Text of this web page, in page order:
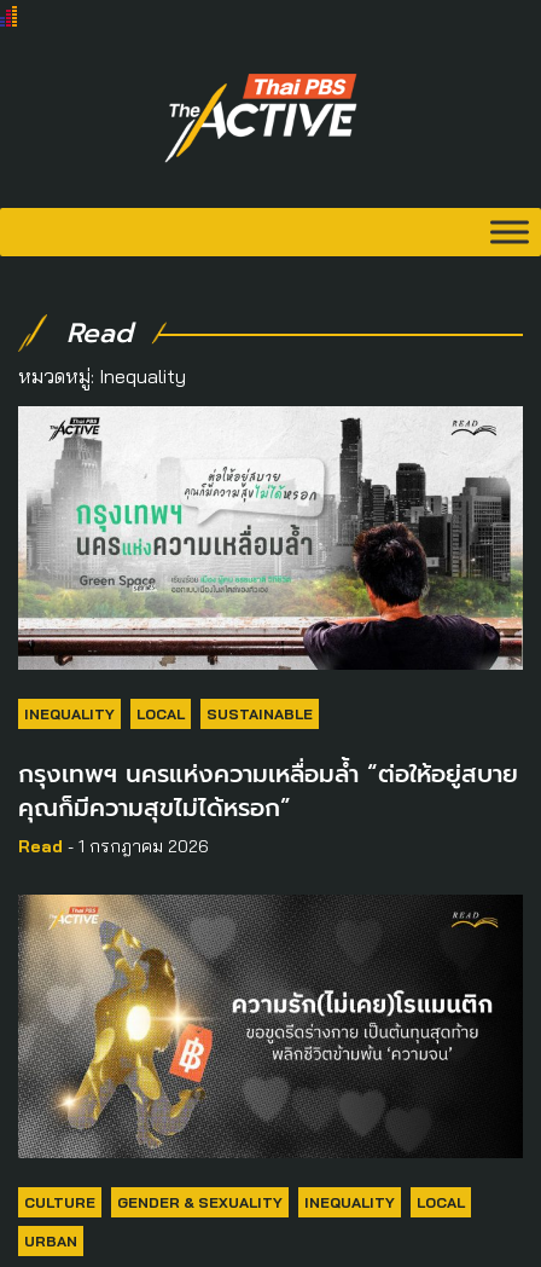
Read
หมวดหมู่: Inequality
INEQUALITY LOCAL SUSTAINABLE
กรุงเทพฯ นครแห่งความเหลื่อมล้ำ “ต่อให้อยู่สบาย
คุณก็มีความสุขไม่ได้หรอก”
Read - 1 กรกฎาคม 2026
CULTURE GENDER & SEXUALITY INEQUALITY LOCAL
URBAN